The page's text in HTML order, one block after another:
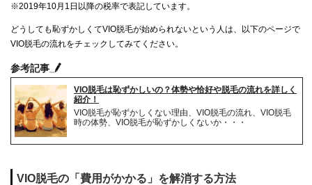
※2019年10月1日以降の税率で表記しています。
どうしても恥ずかしくてVIO脱毛が始められないという人は、以下のページで
VIO脱毛の流れをチェックしてみてください。
参考記事
VIO脱毛は恥ずかしいの？体勢や恰好や脱毛の流れを詳しく
紹介！
VIO脱毛が恥ずかしくない理由、VIO脱毛の流れ、VIO脱毛
時の体勢、VIO脱毛が恥ずかしくないか・・・
VIO脱毛の「費用がかかる」を解消する方法